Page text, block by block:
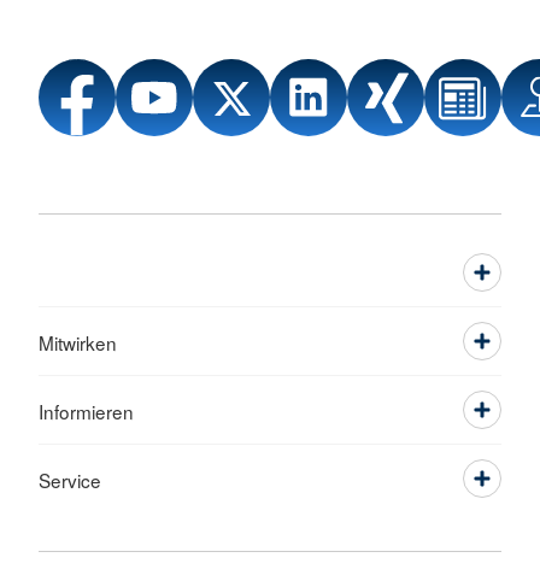
Mitwirken
Informieren
Service